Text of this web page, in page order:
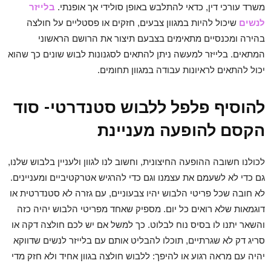
משרד עורכי דין, כדאי להתלבש באופן סולידי אך אופנתי. בלייזר
לנשים שיכול להיות במגוון צבעים, חזקים או פסטליים על חולצה
בהירה ומכנסיים מתאימים בצבעם תיצור את הרושם הראשוני
המתאים. בלייזר למעשה ניתן להתאים לסגנונות לבוש שונים כך שהוא
יכול להתאים לראיונות עבודה במגוון תחומים.
להוסיף פלפל ללבוש סטנדרטי- סוד
הקסם להופעה מעניינת
לכולנו חשובה ההופעה החיצונית, וחשוב לנו לגוון ולעניין בלבוש שלנו,
גם כדי לא לשעמם את עצמנו וגם כדי להרגיש אטרקטיביים ומעניינים.
לא חובה שכל פריטי הלבוש יהיו צבעוניים, עם גזרה לא סטנדרטית או
דוגמאות שלא רואים כל יום. מספיק שאחד מפריטי הלבוש יהיה כזה
והשאר יתנו לו בסיס נוח לבלוט. כך למשל אם יש לכם חולצה דקה או
סריג דק לא שגרתיים, תוכלו להבליט אותם עם בלייזר לנשים שדווקא
יהיה עם מראה רגוע או להיפך: ללבוש חולצה בגוון אחיד ולא חזק מדי